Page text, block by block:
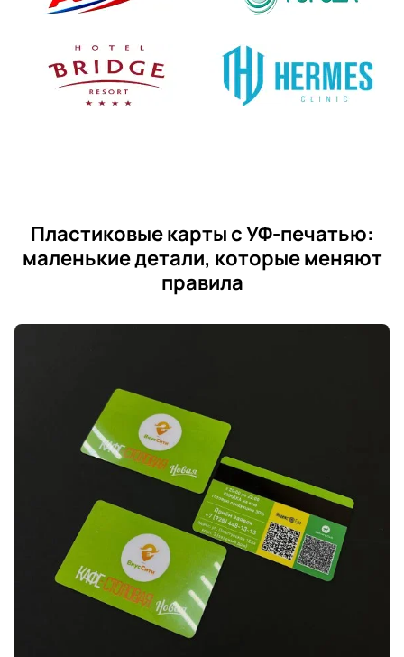
Пластиковые карты с УФ-печатью:
маленькие детали, которые меняют
правила